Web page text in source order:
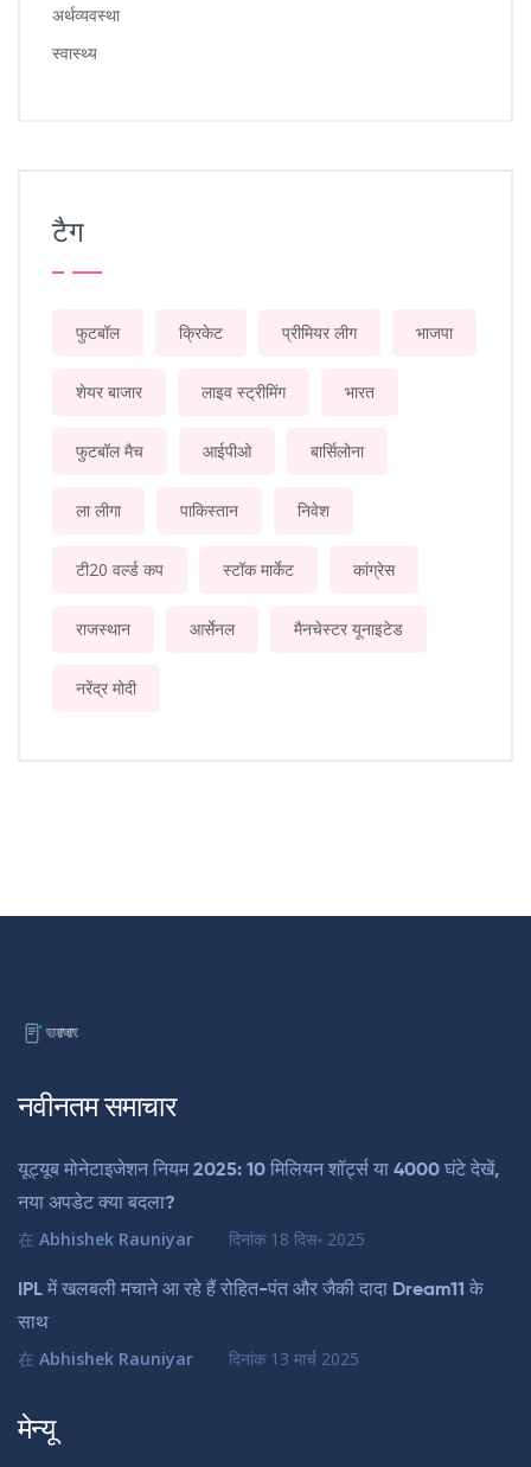
अर्थव्यवस्था
स्वास्थ्य
टैग
फुटबॉल क्रिकेट प्रीमियर लीग भाजपा
शेयर बाजार लाइव स्ट्रीमिंग भारत
फुटबॉल मैच आईपीओ बार्सिलोना
ला लीगा पाकिस्तान निवेश
टी20 वर्ल्ड कप स्टॉक मार्केट कांग्रेस
राजस्थान आर्सेनल मैनचेस्टर यूनाइटेड
नरेंद्र मोदी
नवीनतम समाचार
यूट्यूब मोनेटाइजेशन नियम 2025: 10 मिलियन शॉर्ट्स या 4000 घंटे देखें,
नया अपडेट क्या बदला?
在 Abhishek Rauniyar दिनांक 18 दिस॰ 2025
IPL में खलबली मचाने आ रहे हैं रोहित-पंत और जैकी दादा Dream11 के
साथ
在 Abhishek Rauniyar दिनांक 13 मार्च 2025
मेन्यू